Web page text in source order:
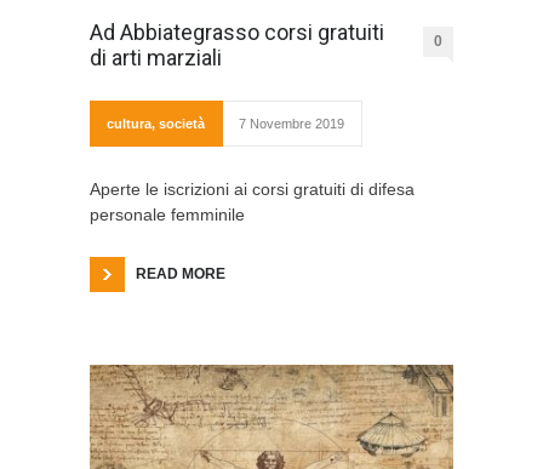
Ad Abbiategrasso corsi gratuiti
di arti marziali
0
cultura, società 7 Novembre 2019
Aperte le iscrizioni ai corsi gratuiti di difesa
personale femminile
READ MORE